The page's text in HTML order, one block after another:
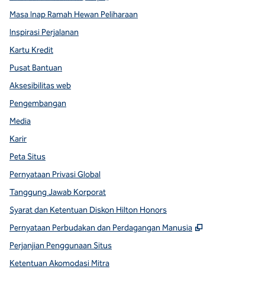
Masa Inap Ramah Hewan Peliharaan
Inspirasi Perjalanan
Kartu Kredit
Pusat Bantuan
Aksesibilitas web
Pengembangan
Media
Karir
Peta Situs
Pernyataan Privasi Global
Tanggung Jawab Korporat
Syarat dan Ketentuan Diskon Hilton Honors
Pernyataan Perbudakan dan Perdagangan Manusia
,
Perjanjian Penggunaan Situs
Ketentuan Akomodasi Mitra